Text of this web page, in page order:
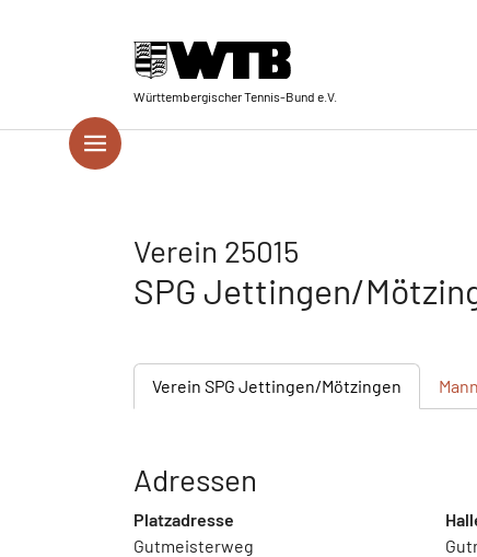
Württembergischer Tennis-Bund e.V.
Verein 25015
SPG Jettingen/
Verein SPG Jettingen/Mötzingen
Adressen
Platzadresse
Gutmeisterweg